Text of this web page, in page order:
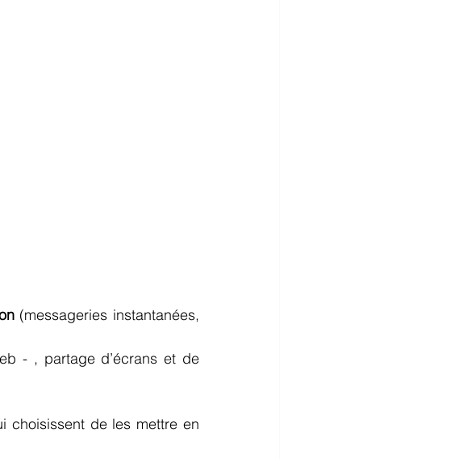
(messageries instantanées,
- , partage d’écrans et de
choisissent de les mettre en